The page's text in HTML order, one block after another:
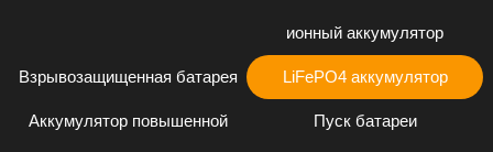
ионный аккумулятор
Взрывозащищенная батарея LiFePO4 аккумулятор
Аккумулятор повышенной Пуск батареи